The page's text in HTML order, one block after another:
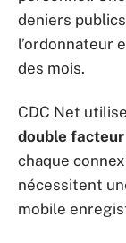
deniers
l’ordonnateur
des mois.
CDC Net
double facteur
chaque
nécessitent
mobile